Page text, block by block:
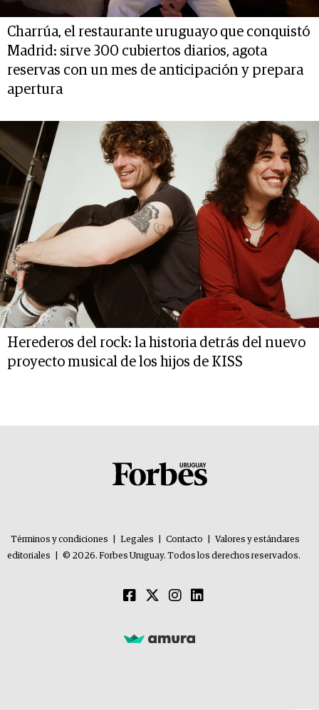
Charrúa, el restaurante uruguayo que conquistó
Madrid: sirve 300 cubiertos diarios, agota
reservas con un mes de anticipación y prepara
apertura
Herederos del rock: la historia detrás del nuevo
proyecto musical de los hijos de KISS
Términos y condiciones Legales Contacto
Valores y estándares
editoriales
© 2026. Forbes Uruguay. Todos los derechos reservados.